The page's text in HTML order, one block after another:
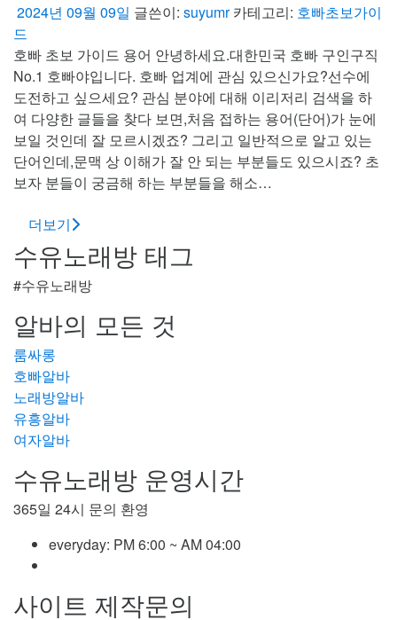
2024년 09월 09일 글쓴이: suyumr 카테고리: 호빠초보가이
드
호빠 초보 가이드 용어 안녕하세요.대한민국 호빠 구인구직
No.1 호빠야입니다. 호빠 업계에 관심 있으신가요?선수에
도전하고 싶으세요? 관심 분야에 대해 이리저리 검색을 하
여 다양한 글들을 찾다 보면,처음 접하는 용어(단어)가 눈에
보일 것인데 잘 모르시겠죠? 그리고 일반적으로 알고 있는
단어인데,문맥 상 이해가 잘 안 되는 부분들도 있으시죠? 초
보자 분들이 궁금해 하는 부분들을 해소…
더보기
수유노래방 태그
#수유노래방
알바의 모든 것
룸싸롱
호빠알바
노래방알바
유흥알바
여자알바
수유노래방 운영시간
365일 24시 문의 환영
everyday: PM 6:00 ~ AM 04:00
사이트 제작문의